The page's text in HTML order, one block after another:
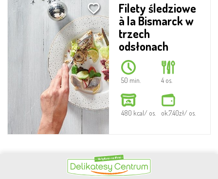
Filety śledziowe
à la Bismarck w
trzech
odsłonach
50 min. 4 os.
480 kcal/ os. ok.7.40zł/ os.